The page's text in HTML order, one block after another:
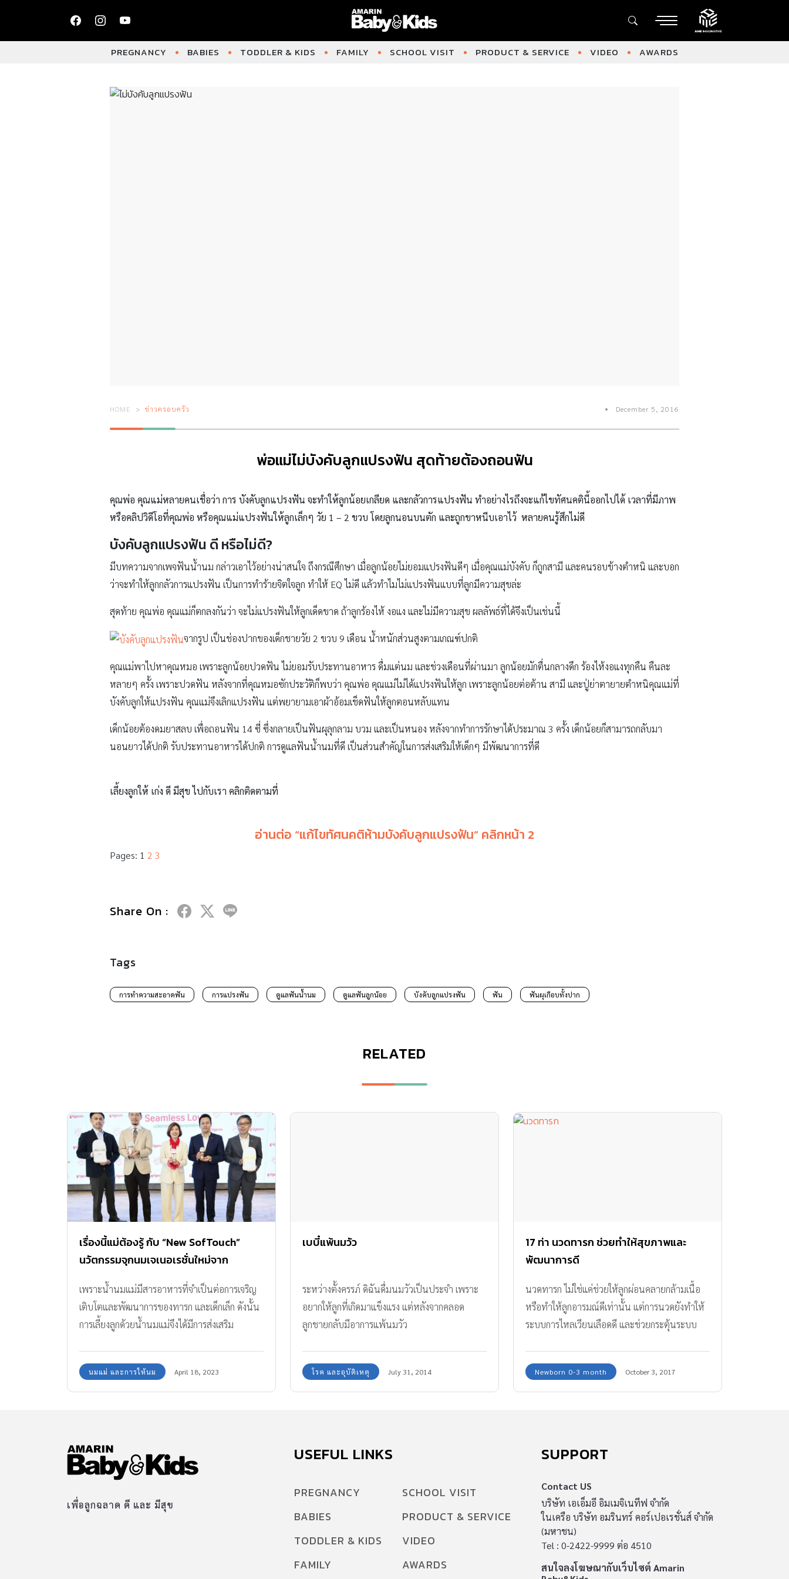
PREGNANCY BABIES TODDLER & KIDS FAMILY SCHOOL VISIT PRODUCT & SERVICE VIDEO AWARDS
HOME ข่าวครอบครัว December 5, 2016
พ่อแม่ไม่บังคับลูกแปรงฟัน สุดท้ายต้องถอนฟัน
คุณพ่อ คุณแม่หลายคนเชื่อว่า การ บังคับลูกแปรงฟัน จะทำให้ลูกน้อยเกลียด และกลัวการแปรงฟัน ทำอย่างไรถึงจะแก้ไขทัศนคตินี้ออกไปได้ เวลาที่มีภาพ
หรือคลิปวิดีโอที่คุณพ่อ หรือคุณแม่แปรงฟันให้ลูกเล็กๆ วัย 1 – 2 ขวบ โดยลูกนอนบนตัก และถูกขาหนีบเอาไว้ หลายคนรู้สึกไม่ดี
บังคับลูกแปรงฟัน ดี หรือไม่ดี?
มีบทความจากเพจฟันน้ำนม กล่าวเอาไว้อย่างน่าสนใจ ถึงกรณีศึกษา เมื่อลูกน้อยไม่ยอมแปรงฟันดีๆ เมื่อคุณแม่บังคับ ก็ถูกสามี และคนรอบข้างตำหนิ และบอก
ว่าจะทำให้ลูกกลัวการแปรงฟัน เป็นการทำร้ายจิตใจลูก ทำให้ EQ ไม่ดี แล้วทำไมไม่แปรงฟันแบบที่ลูกมีความสุขล่ะ
สุดท้าย คุณพ่อ คุณแม่ก็ตกลงกันว่า จะไม่แปรงฟันให้ลูกเด็ดขาด ถ้าลูกร้องไห้ งอแง และไม่มีความสุข ผลลัพธ์ที่ได้จึงเป็นเช่นนี้
จากรูป เป็นช่องปากของเด็กชายวัย 2 ขวบ 9 เดือน น้ำหนักส่วนสูงตามเกณฑ์ปกติ
คุณแม่พาไปหาคุณหมอ เพราะลูกน้อยปวดฟัน ไม่ยอมรับประทานอาหาร ดื่มแต่นม และช่วงเดือนที่ผ่านมา ลูกน้อยมักตื่นกลางดึก ร้องไห้งอแงทุกคืน คืนละ
หลายๆ ครั้ง เพราะปวดฟัน หลังจากที่คุณหมอซักประวัติก็พบว่า คุณพ่อ คุณแม่ไม่ได้แปรงฟันให้ลูก เพราะลูกน้อยต่อต้าน สามี และปู่ย่าตายายตำหนิคุณแม่ที่
บังคับลูกให้แปรงฟัน คุณแม่จึงเลิกแปรงฟัน แต่พยายามเอาผ้าอ้อมเช็ดฟันให้ลูกตอนหลับแทน
เด็กน้อยต้องดมยาสลบ เพื่อถอนฟัน 14 ซี่ ซึ่งกลายเป็นฟันผุลุกลาม บวม และเป็นหนอง หลังจากทำการรักษาได้ประมาณ 3 ครั้ง เด็กน้อยก็สามารถกลับมา
นอนยาวได้ปกติ รับประทานอาหารได้ปกติ การดูแลฟันน้ำนมที่ดี เป็นส่วนสำคัญในการส่งเสริมให้เด็กๆ มีพัฒนาการที่ดี
เลี้ยงลูกให้ เก่ง ดี มีสุข ไปกับเรา คลิกติดตามที่
อ่านต่อ “แก้ไขทัศนคติห้ามบังคับลูกแปรงฟัน” คลิกหน้า 2
Pages: 1 2 3
Share On :
Tags
การทำความสะอาดฟัน การแปรงฟัน ดูแลฟันน้ำนม ดูแลฟันลูกน้อย บังคับลูกแปรงฟัน ฟัน ฟันผุเกือบทั้งปาก
RELATED
เรื่องนี้แม่ต้องรู้ กับ “New SofTouch”
นวัตกรรมจุกนมเจเนอเรชั่นใหม่จาก
Pigeon ตัวช่วยการให้นมแม่เป็นเรื่องง่าย
และสะดวกมากยิ่งขึ้น
เพราะน้ำนมแม่มีสารอาหารที่จำเป็นต่อการเจริญ
เติบโตและพัฒนาการของทารก และเด็กเล็ก ดังนั้น
การเลี้ยงลูกด้วยน้ำนมแม่จึงได้มีการส่งเสริม
ต่อสุขภาพและสร้างความผูกพันระหว่างแม่และลูก
น้อย บทบาทของแม่ในการเลี้ยงดูลูกจึงมีความ
ใหม่ต้องทำงานและเลี้ยงดูลูกไปพร้อมกัน ซึ่งทำให้
แม่ต้องจัดการเวลาให้สมดุลระหว่างการทำงานและ
การดูแลลูกให้ดีที่สุด เพื่อให้ลูกได้รับการเลี้ยงดูที่
เหมาะสม มีสุขภาพดี และสุขอนามัยที่ถูก
นมแม่ และการให้นม April 18, 2023
เบบี๋แพ้นมวัว
ระหว่างตั้งครรภ์ ดิฉันดื่มนมวัวเป็นประจำ เพราะ
อยากให้ลูกที่เกิดมาแข็งแรง แต่หลังจากคลอด
ลูกชายกลับมีอาการแพ้นมวัว
โรค และอุบัติเหตุ July 31, 2014
17 ท่า นวดทารก ช่วยทำให้สุขภาพและ
พัฒนาการดี
นวดทารก ไม่ใช่แค่ช่วยให้ลูกผ่อนคลายกล้ามเนื้อ
หรือทำให้ลูกอารมณ์ดีเท่านั้น แต่การนวดยังทำให้
ระบบการไหลเวียนเลือดดี และช่วยกระตุ้นระบบ
ง่ายๆ มาฝากคุณพ่อคุณแม่ที่มีลูกเล็กวัยทารกมา
ฝากกันค่ะ
Newborn 0-3 month October 3, 2017
เพื่อลูกฉลาด ดี และ มีสุข
USEFUL LINKS
PREGNANCY
BABIES
TODDLER & KIDS
FAMILY
SCHOOL VISIT
PRODUCT & SERVICE
VIDEO
AWARDS
SUPPORT
Contact US
บริษัท เอเอ็มอี อิมเมจิเนทีฟ จำกัด
ในเครือ บริษัท อมรินทร์ คอร์เปอเรชั่นส์ จำกัด
(มหาชน)
Tel : 0-2422-9999 ต่อ 4510
สนใจลงโฆษณากับเว็บไซต์ Amarin